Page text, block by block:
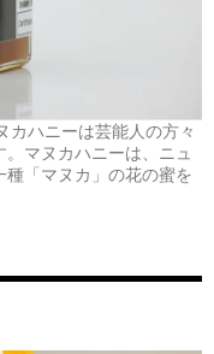
カハニーは芸能人の方々
マヌカハニーは、ニュ
「マヌカ」の花の蜜を